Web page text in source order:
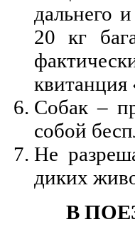
дальнего
20 кг
квитанция
Собак –
собой
Не
диких
В